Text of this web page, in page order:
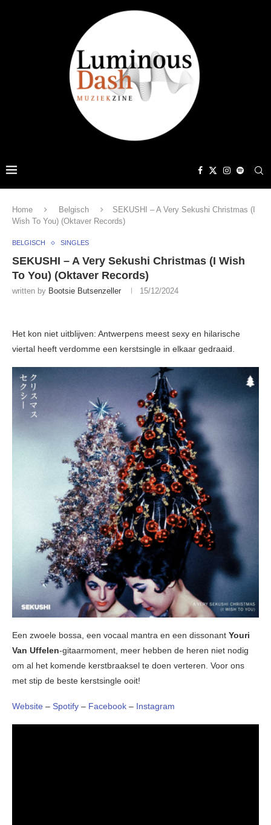
Home Belgisch
SEKUSHI – A Very Sekushi Christmas (I
Wish To You) (Oktaver Records)
BELGISCH SINGLES
SEKUSHI – A Very Sekushi Christmas (I Wish
To You) (Oktaver Records)
written by Bootsie Butsenzeller 15/12/2024
Het kon niet uitblijven: Antwerpens meest sexy en hilarische
viertal heeft verdomme een kerstsingle in elkaar gedraaid.
Een zwoele bossa, een vocaal mantra en een dissonant Youri
Van Uffelen-gitaarmoment, meer hebben de heren niet nodig
om al het komende kerstbraaksel te doen verteren. Voor ons
met stip de beste kerstsingle ooit!
Website – Spotify – Facebook – Instagram